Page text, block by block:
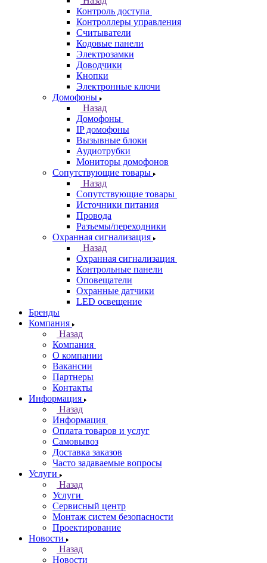
Контроль доступа
Контроллеры управления
Считыватели
Кодовые панели
Электрозамки
Доводчики
Кнопки
Электронные ключи
Домофоны
Назад
Домофоны
IP домофоны
Вызывные блоки
Аудиотрубки
Мониторы домофонов
Сопутствующие товары
Назад
Сопутствующие товары
Источники питания
Провода
Разъемы/переходники
Охранная сигнализация
Назад
Охранная сигнализация
Контрольные панели
Оповещатели
Охранные датчики
LED освещение
Бренды
Компания
Назад
Компания
О компании
Вакансии
Партнеры
Контакты
Информация
Назад
Информация
Оплата товаров и услуг
Самовывоз
Доставка заказов
Часто задаваемые вопросы
Услуги
Назад
Услуги
Сервисный центр
Монтаж систем безопасности
Проектирование
Новости
Назад
Новости